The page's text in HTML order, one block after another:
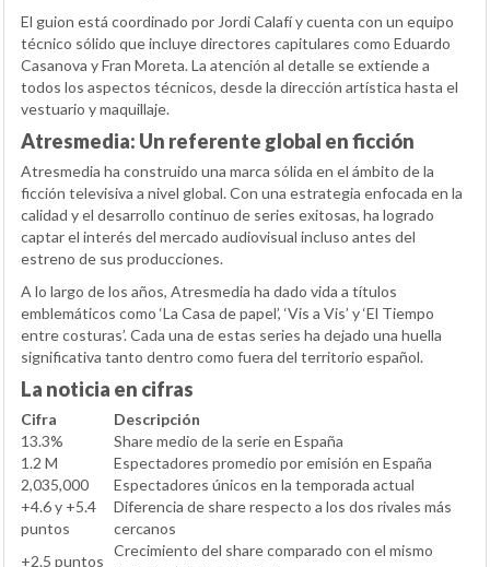
El guion está coordinado por Jordi Calafí y cuenta con un equipo
técnico sólido que incluye directores capitulares como Eduardo
Casanova y Fran Moreta. La atención al detalle se extiende a
todos los aspectos técnicos, desde la dirección artística hasta el
vestuario y maquillaje.
Atresmedia: Un referente global en ficción
Atresmedia ha construido una marca sólida en el ámbito de la
ficción televisiva a nivel global. Con una estrategia enfocada en la
calidad y el desarrollo continuo de series exitosas, ha logrado
captar el interés del mercado audiovisual incluso antes del
estreno de sus producciones.
A lo largo de los años, Atresmedia ha dado vida a títulos
emblemáticos como ‘La Casa de papel’, ‘Vis a Vis’ y ‘El Tiempo
entre costuras’. Cada una de estas series ha dejado una huella
significativa tanto dentro como fuera del territorio español.
La noticia en cifras
Cifra
Descripción
13.3%
Share medio de la serie en España
1.2 M
Espectadores promedio por emisión en España
2,035,000
Espectadores únicos en la temporada actual
+4.6 y +5.4
puntos
Diferencia de share respecto a los dos rivales más
cercanos
+2.5 puntos
Crecimiento del share comparado con el mismo